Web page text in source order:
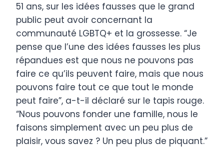
51 ans, sur les idées fausses que le grand
public peut avoir concernant la
communauté LGBTQ+ et la grossesse. “Je
pense que l’une des idées fausses les plus
répandues est que nous ne pouvons pas
faire ce qu’ils peuvent faire, mais que nous
pouvons faire tout ce que tout le monde
peut faire”, a-t-il déclaré sur le tapis rouge.
“Nous pouvons fonder une famille, nous le
faisons simplement avec un peu plus de
plaisir, vous savez ? Un peu plus de piquant.”